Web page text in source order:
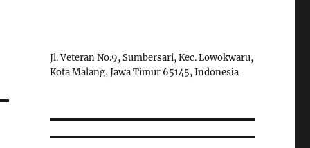
Jl. Veteran No.9, Sumbersari, Kec. Lowokwaru,
Kota Malang, Jawa Timur 65145, Indonesia